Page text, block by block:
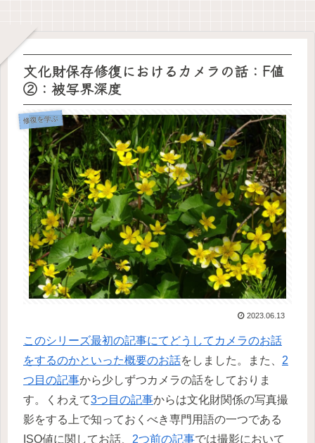
文化財保存修復におけるカメラの話：F値
②：被写界深度
修復を学ぶ
2023.06.13
このシリーズ最初の記事にてどうしてカメラのお話
をするのかといった概要のお話をしました。また、 2
つ目の記事から少しずつカメラの話をしておりま
す。くわえて3つ目の記事からは文化財関係の写真撮
影をする上で知っておくべき専門用語の一つである
ISO値に関してお話、 2つ前の記事では撮影において